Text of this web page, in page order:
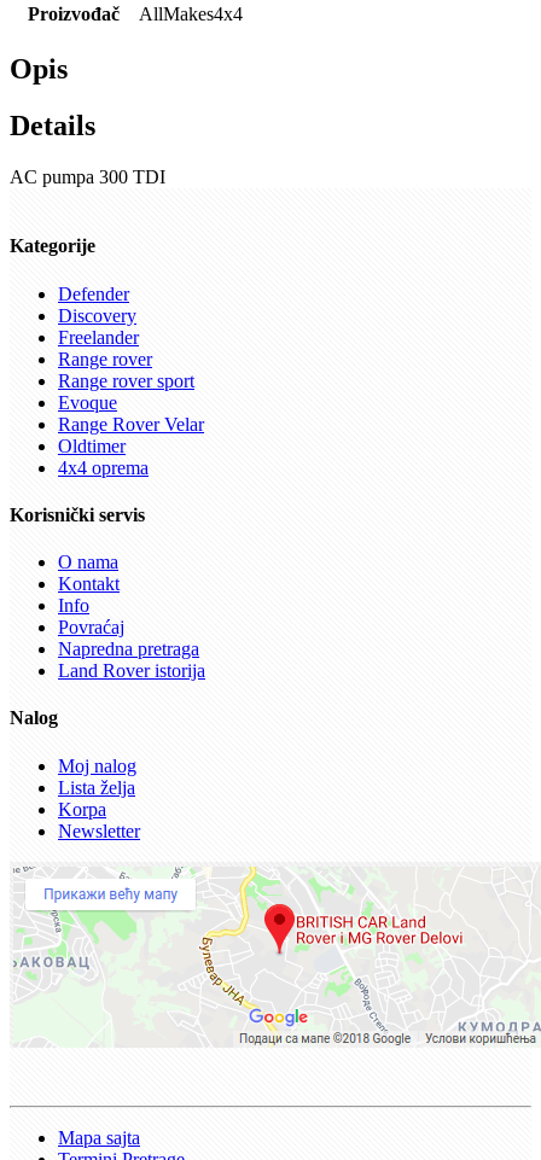
Proizvođač
AllMakes4x4
Opis
Details
AC pumpa 300 TDI
Kategorije
Defender
Discovery
Freelander
Range rover
Range rover sport
Evoque
Range Rover Velar
Oldtimer
4x4 oprema
Korisnički servis
O nama
Kontakt
Info
Povraćaj
Napredna pretraga
Land Rover istorija
Nalog
Moj nalog
Lista želja
Korpa
Newsletter
Mapa sajta